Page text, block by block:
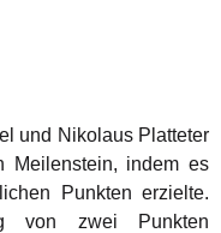
und Nikolaus Platteter
Meilenstein, indem es
Punkten erzielte.
von zwei Punkten